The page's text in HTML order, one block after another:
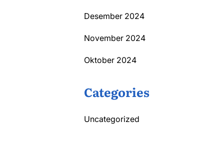
Desember 2024
November 2024
Oktober 2024
Categories
Uncategorized